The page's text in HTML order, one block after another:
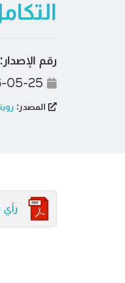
رقم الإصدار:
المصدر:
رأي